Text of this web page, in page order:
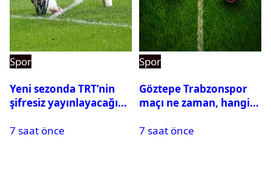
Spor
Yeni sezonda TRT’nin
şifresiz yayınlayacağı
7 saat önce
Spor
Göztepe Trabzonspor
maçı ne zaman, hangi
oynayacak mı?
7 saat önce